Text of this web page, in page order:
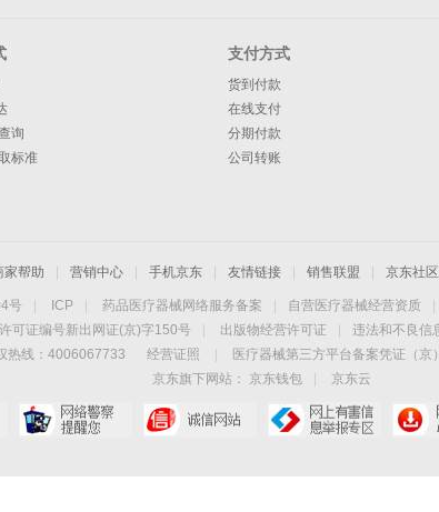
询
标准
支付方式
货到付款
在线支付
分期付款
公司转账
家帮助 营销中心 手机京东 友情链接 销售联盟 京东社区
号 ICP 药品医疗器械网络服务备案 自营医疗器械经营资质
可证编号新出网证(京)字150号
出版物经营许可证
违法和不良信
热线：4006067733 经营证照 医疗器械第三方平台备案凭证（
京东旗下网站：
京东钱包 京东云